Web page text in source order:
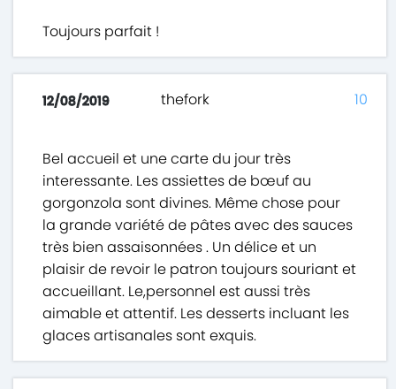
Toujours parfait !
12/08/2019 thefork
Bel accueil et une carte du jour très
interessante. Les assiettes de bœuf au
gorgonzola sont divines. Même chose pour
la grande variété de pâtes avec des sauces
très bien assaisonnées . Un délice et un
plaisir de revoir le patron toujours souriant et
accueillant. Le,personnel est aussi très
aimable et attentif. Les desserts incluant les
glaces artisanales sont exquis.
10